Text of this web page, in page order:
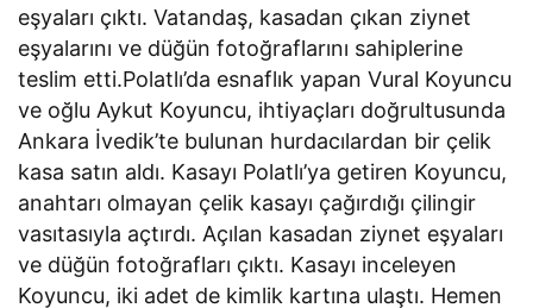
eşyaları çıktı. Vatandaş, kasadan çıkan ziynet
eşyalarını ve düğün fotoğraflarını sahiplerine
teslim etti.Polatlı’da esnaflık yapan Vural Koyuncu
ve oğlu Aykut Koyuncu, ihtiyaçları doğrultusunda
Ankara İvedik’te bulunan hurdacılardan bir çelik
kasa satın aldı. Kasayı Polatlı’ya getiren Koyuncu,
anahtarı olmayan çelik kasayı çağırdığı çilingir
vasıtasıyla açtırdı. Açılan kasadan ziynet eşyaları
ve düğün fotoğrafları çıktı. Kasayı inceleyen
Koyuncu, iki adet de kimlik kartına ulaştı. Hemen